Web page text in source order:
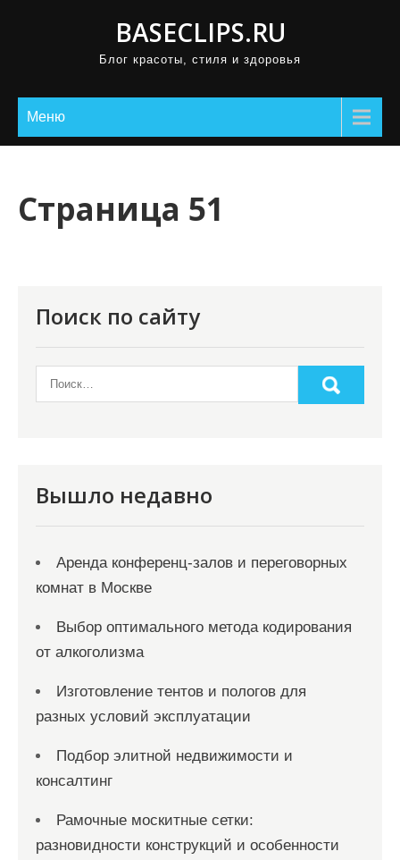
BASECLIPS.RU
Блог красоты, стиля и здоровья
Меню
Страница 51
Поиск по сайту
Вышло недавно
Аренда конференц-залов и переговорных
комнат в Москве
Выбор оптимального метода кодирования
от алкоголизма
Изготовление тентов и пологов для
разных условий эксплуатации
Подбор элитной недвижимости и
консалтинг
Рамочные москитные сетки:
разновидности конструкций и особенности